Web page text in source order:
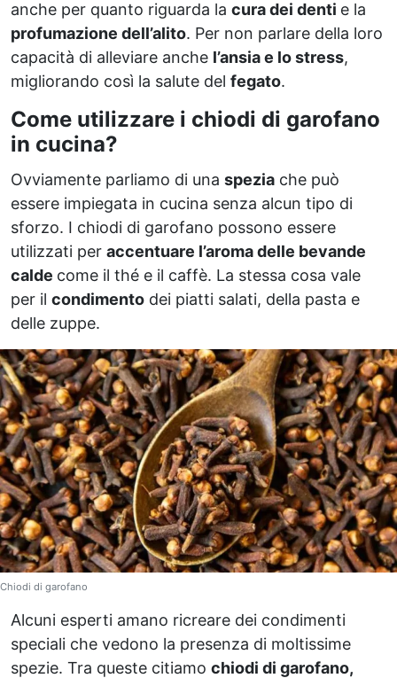
anche per quanto riguarda la cura dei denti e la
profumazione dell’alito. Per non parlare della loro
capacità di alleviare anche l’ansia e lo stress,
migliorando così la salute del fegato.
Come utilizzare i chiodi di garofano
in cucina?
Ovviamente parliamo di una spezia che può
essere impiegata in cucina senza alcun tipo di
sforzo. I chiodi di garofano possono essere
utilizzati per accentuare l’aroma delle bevande
calde come il thé e il caffè. La stessa cosa vale
per il condimento dei piatti salati, della pasta e
delle zuppe.
Chiodi di garofano
Alcuni esperti amano ricreare dei condimenti
speciali che vedono la presenza di moltissime
spezie. Tra queste citiamo chiodi di garofano,